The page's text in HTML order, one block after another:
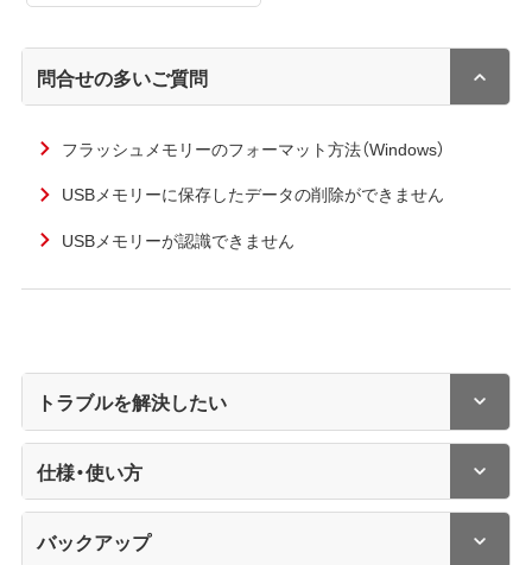
問合せの多いご質問
フラッシュメモリーのフォーマット方法（Windows）
USBメモリーに保存したデータの削除ができません
USBメモリーが認識できません
トラブルを解決したい
仕様・使い方
バックアップ